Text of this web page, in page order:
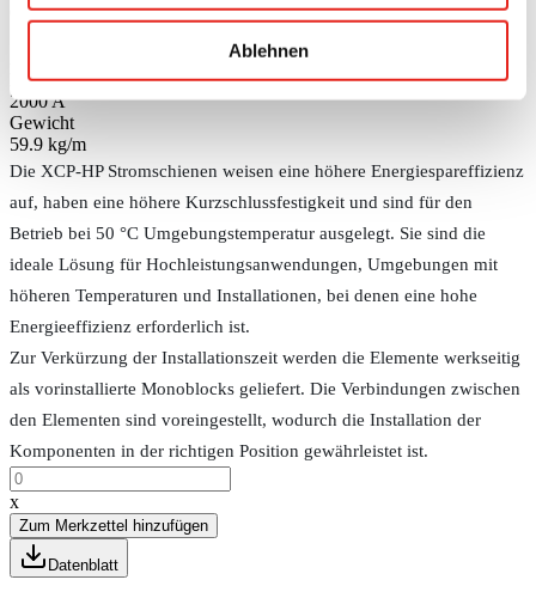
Ablehnen
Grösse auswählen XCP-HP Transport-Stromschienen Cu - 2000A
Bemessungsstrom
2000 A
Gewicht
59.9 kg/m
Die XCP-HP Stromschienen weisen eine höhere Energiespareffizienz
auf, haben eine höhere Kurzschlussfestigkeit und sind für den
Betrieb bei 50 °C Umgebungstemperatur ausgelegt. Sie sind die
ideale Lösung für Hochleistungsanwendungen, Umgebungen mit
höheren Temperaturen und Installationen, bei denen eine hohe
Energieeffizienz erforderlich ist.
Zur Verkürzung der Installationszeit werden die Elemente werkseitig
als vorinstallierte Monoblocks geliefert. Die Verbindungen zwischen
den Elementen sind voreingestellt, wodurch die Installation der
Komponenten in der richtigen Position gewährleistet ist.
x
Zum Merkzettel hinzufügen
Datenblatt